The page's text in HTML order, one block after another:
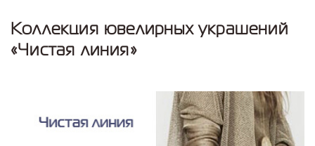
Коллекция ювелирных украшений
«Чистая линия»